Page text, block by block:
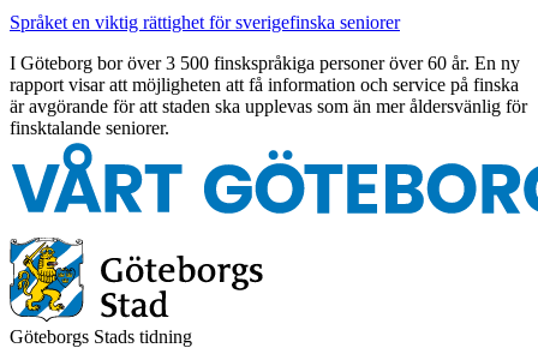
Språket en viktig rättighet för sverigefinska seniorer
I Göteborg bor över 3 500 finskspråkiga personer över 60 år. En ny
rapport visar att möjligheten att få information och service på finska
är avgörande för att staden ska upplevas som än mer åldersvänlig för
finsktalande seniorer.
Göteborgs Stads tidning